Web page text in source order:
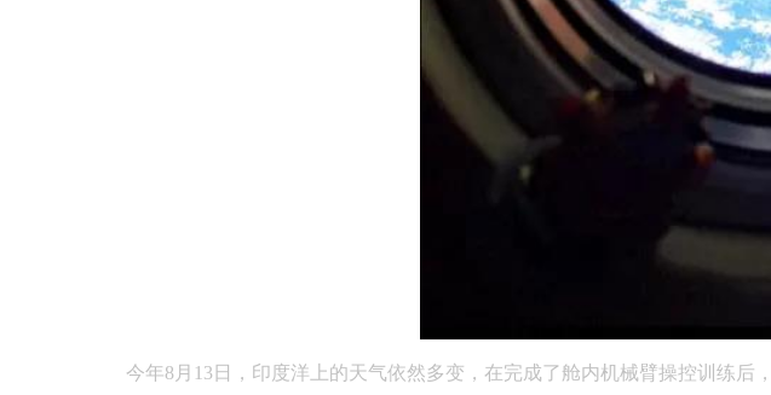
今年8月13日，印度洋上的天气依然多变，在完成了舱内机械臂操控训练后